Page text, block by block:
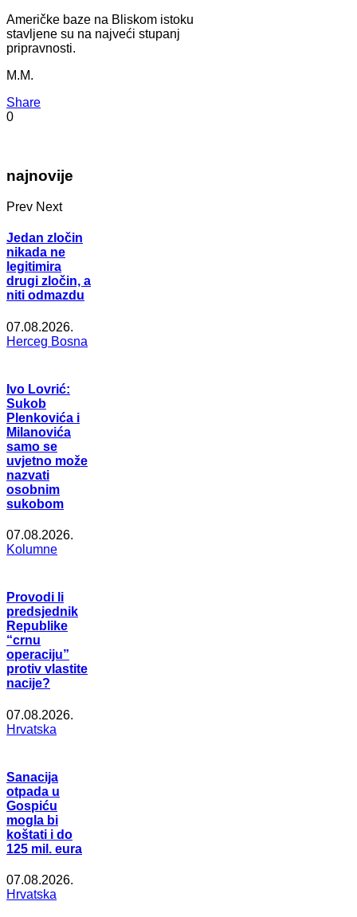
Američke baze na Bliskom istoku
stavljene su na najveći stupanj
pripravnosti.
M.M.
Share
0
najnovije
Prev Next
Jedan zločin
nikada ne
legitimira
drugi zločin, a
niti odmazdu
07.08.2026.
Herceg Bosna
Ivo Lovrić:
Sukob
Plenkovića i
Milanovića
samo se
uvjetno može
nazvati
osobnim
sukobom
07.08.2026.
Kolumne
Provodi li
predsjednik
Republike
“crnu
operaciju”
protiv vlastite
nacije?
07.08.2026.
Hrvatska
Sanacija
otpada u
Gospiću
mogla bi
koštati i do
125 mil. eura
07.08.2026.
Hrvatska